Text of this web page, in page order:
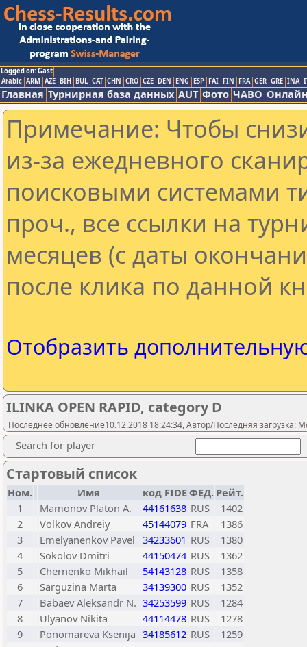
Logged on: Gast
Arabic ARM AZE BIH BUL CAT CHN CRO CZE DEN ENG ESP FAI FIN FRA GER GRE INA
Главная Турнирная база данных AUT Фото ЧАВО
Примечание: Чтобы
из-за ежедневного
поисковыми системами
проч., все ссылки на
месяцев (с даты
после клика по данной
Отобразить
ILINKA OPEN RAPID, category D
Последнее обновление10.12.2018 18:24:34, Автор/Последняя загрузка:
Search for player
Стартовый список
Ном. Имя код FIDEФЕД. Рейт.
1
Mamonov Platon A. 44161638 RUS
1402
2
Volkov Andreiy 45144079 FRA
1386
3
Emelyanenkov Pavel 34233601 RUS
1380
4
Sokolov Dmitri 44150474 RUS
1362
5
Chernenko Mikhail 54143128 RUS
1358
6
Sarguzina Marta 34139300 RUS
1352
7
Babaev Aleksandr N. 34253599 RUS
1284
8
Ulyanov Nikita 44114478 RUS
1278
9
Ponomareva Ksenija 34185612 RUS
1259